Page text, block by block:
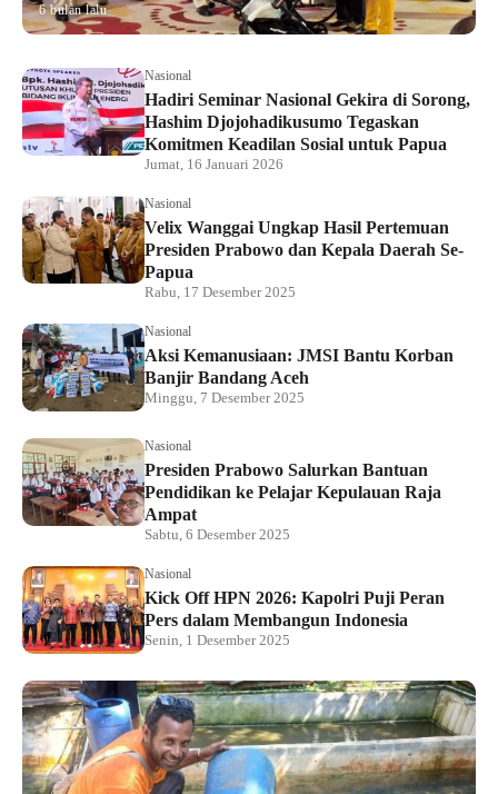
6 bulan lalu
Nasional
Hadiri Seminar Nasional Gekira di Sorong,
Hashim Djojohadikusumo Tegaskan
Komitmen Keadilan Sosial untuk Papua
Jumat, 16 Januari 2026
Nasional
Velix Wanggai Ungkap Hasil Pertemuan
Presiden Prabowo dan Kepala Daerah Se-
Papua
Rabu, 17 Desember 2025
Nasional
Aksi Kemanusiaan: JMSI Bantu Korban
Banjir Bandang Aceh
Minggu, 7 Desember 2025
Nasional
Presiden Prabowo Salurkan Bantuan
Pendidikan ke Pelajar Kepulauan Raja
Ampat
Sabtu, 6 Desember 2025
Nasional
Kick Off HPN 2026: Kapolri Puji Peran
Pers dalam Membangun Indonesia
Senin, 1 Desember 2025